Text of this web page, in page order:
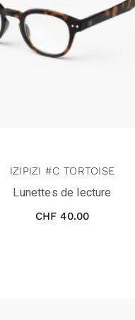
IZIPIZI #C TORTOISE
Lunettes de lecture
CHF 40.00